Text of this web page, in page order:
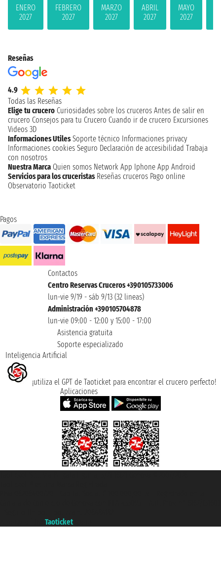
ENERO
2027
FEBRERO
2027
MARZO
2027
ABRIL
2027
MAYO
2027
Reseñas
4.9
Todas las Reseñas
Elige tu crucero Curiosidades sobre los cruceros Antes de salir en
crucero Consejos para tu Crucero Cuando ir de crucero Excursiones
Videos 3D
Informaciones Utiles Soporte técnico Informaciones privacy
Informaciones cookies Seguro Declaración de accesibilidad Trabaja
con nosotros
Nuestra Marca Quien somos Network App Iphone App Android
Servicios para los cruceristas Reseñas cruceros Pago online
Observatorio Taoticket
Pagos
Contactos
Centro Reservas Cruceros +390105733006
lun-vie 9/19 - sáb 9/13 (32 lineas)
Administración +390105704878
lun-vie 09:00 - 12:00 y 15:00 - 17:00
Asistencia gratuita
Soporte especializado
Inteligencia Artificial
¡utiliza el GPT de Taoticket para encontrar el crucero perfecto!
Aplicaciones
Taoticket